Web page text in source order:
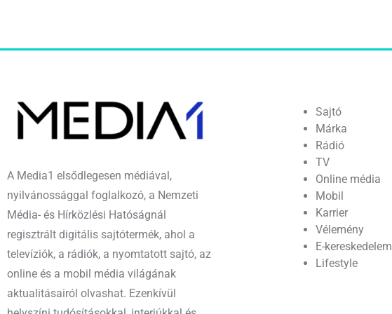
A Media1 elsődlegesen médiával,
nyilvánossággal foglalkozó, a Nemzeti
Média- és Hírközlési Hatóságnál
regisztrált digitális sajtótermék, ahol a
televíziók, a rádiók, a nyomtatott sajtó, az
online és a mobil média világának
aktualitásairól olvashat. Ezenkívül
Sajtó
Márka
Rádió
TV
Online média
Mobil
Karrier
Vélemény
E-kereskedelem
Lifestyle